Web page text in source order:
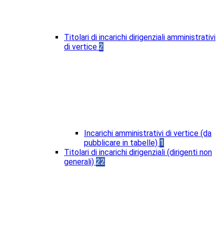
Titolari di incarichi dirigenziali amministrativi
di vertice 2
Incarichi amministrativi di vertice (da
pubblicare in tabelle) 1
Titolari di incarichi dirigenziali (dirigenti non
generali) 22